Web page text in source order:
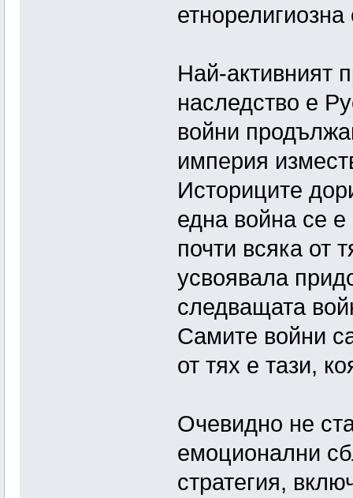
Най-активният
наследство е
войни
империя
Историците
една война се
почти всяка от
усвоявала
следващата
Самите войни
от тях е тази,
Очевидно не
емоционални
стратегия,